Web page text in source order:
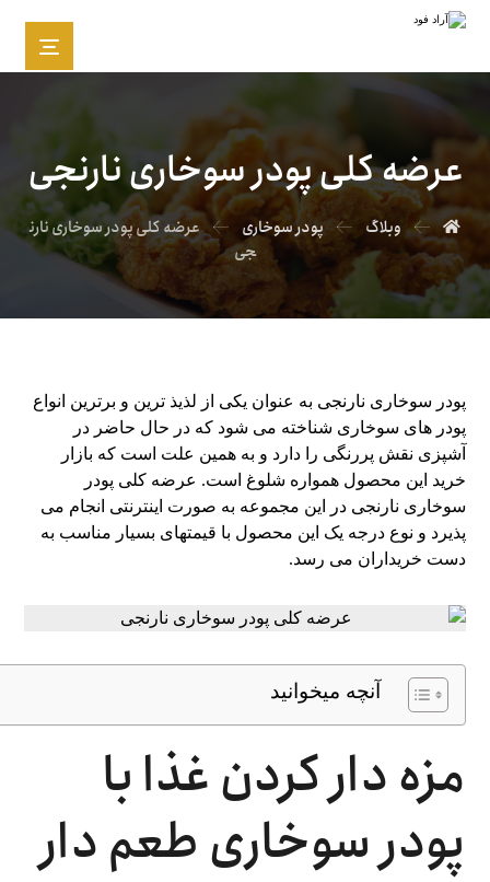
عرضه کلی پودر سوخاری نارنجی
وبلاگ پودر سوخاری
عرضه کلی پودر سوخاری نارن
جی
پودر سوخاری نارنجی به عنوان یکی از لذیذ ترین و برترین انواع
پودر های سوخاری شناخته می‌ شود که در حال حاضر در
آشپزی نقش پررنگی را دارد و به همین علت است که بازار
خرید این محصول همواره شلوغ است. عرضه کلی پودر
سوخاری نارنجی در این مجموعه به صورت اینترنتی انجام می‌
پذیرد و نوع درجه یک این محصول با قیمتهای بسیار مناسب به
دست خریداران می‌ رسد.
آنچه میخوانید
مزه دار کردن غذا با
پودر سوخاری طعم دار